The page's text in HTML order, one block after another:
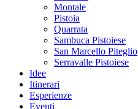
Montale
Pistoia
Quarrata
Sambuca Pistoiese
San Marcello Piteglio
Serravalle Pistoiese
Idee
Itinerari
Esperienze
Eventi